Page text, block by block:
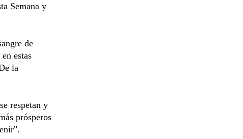
Semana y
de
estas
la
respetan y
prósperos